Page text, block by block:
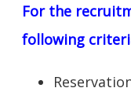
For the
following